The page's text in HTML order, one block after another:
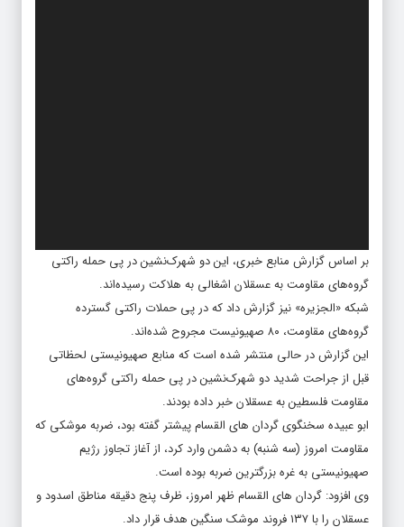
بر اساس گزارش منابع خبری، این دو شهرک‌نشین در پی حمله راکتی
گروه‌های مقاومت به عسقلان اشغالی به هلاکت رسیده‌اند.
شبکه «الجزیره» نیز گزارش داد که در پی حملات راکتی گسترده
گروه‌های مقاومت، ۸۰ صهیونیست مجروح شده‌اند.
این گزارش در حالی منتشر شده است که منابع صهیونیستی لحظاتی
قبل از جراحت شدید دو شهرک‌نشین در پی حمله راکتی گروه‌های
مقاومت فلسطین به عسقلان خبر داده بودند.
ابو عبیده سخنگوی گردان های القسام پیشتر گفته بود، ضربه موشکی که
مقاومت امروز (سه شنبه) به دشمن وارد کرد، از آغاز تجاوز رژیم
صهیونیستی به غره بزرگترین ضربه بوده است.
وی افزود: گردان های القسام ظهر امروز، ظرف پنج دقیقه مناطق اسدود و
عسقلان را با ۱۳۷ فروند موشک سنگین هدف قرار داد.